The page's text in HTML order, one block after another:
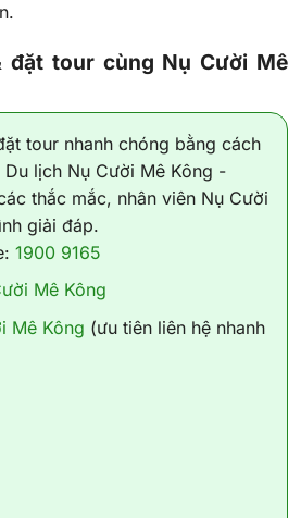
đặt tour cùng Nụ Cười Mê
tour nhanh chóng bằng cách
lịch Nụ Cười Mê Kông -
thắc mắc, nhân viên Nụ Cười
giải đáp.
1900 9165
Mê Kông
Mê Kông (ưu tiên liên hệ nhanh